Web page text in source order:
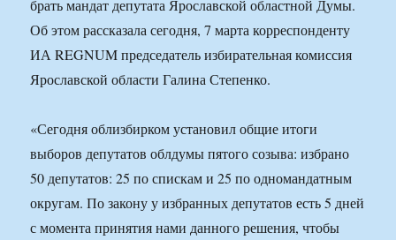
брать мандат депутата Ярославской областной Думы.
Об этом рассказала сегодня, 7 марта корреспонденту
ИА REGNUM председатель избирательная комиссия
Ярославской области Галина Степенко.
«Сегодня облизбирком установил общие итоги
выборов депутатов облдумы пятого созыва: избрано
50 депутатов: 25 по спискам и 25 по одномандатным
округам. По закону у избранных депутатов есть 5 дней
с момента принятия нами данного решения, чтобы